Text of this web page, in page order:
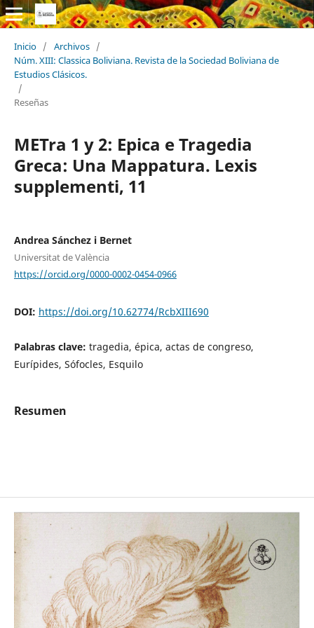
Inicio / Archivos /
Núm. XIII: Classica Boliviana. Revista de la Sociedad Boliviana de
Estudios Clásicos.
/
Reseñas
METra 1 y 2: Epica e Tragedia
Greca: Una Mappatura. Lexis
supplementi, 11
Andrea Sánchez i Bernet
Universitat de València
https://orcid.org/0000-0002-0454-0966
DOI: https://doi.org/10.62774/RcbXIII690
Palabras clave: tragedia, épica, actas de congreso,
Eurípides, Sófocles, Esquilo
Resumen